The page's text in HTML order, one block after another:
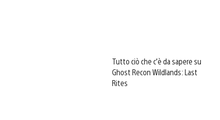
Tutto ciò che c’è da sapere su
Ghost Recon Wildlands: Last
Rites